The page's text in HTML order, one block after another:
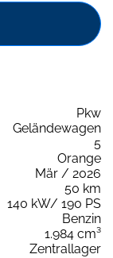
Pkw
Geländewagen
5
Orange
Mär / 2026
50 km
140 kW/ 190 PS
Benzin
1.984 cm³
Zentrallager